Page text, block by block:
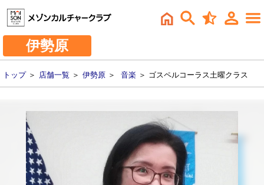
伊勢原
トップ＞ 店舗一覧 ＞ 伊勢原 ＞ 音楽 ＞ ゴスペルコーラス土曜クラス